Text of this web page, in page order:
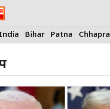
India Bihar Patna Chhapra